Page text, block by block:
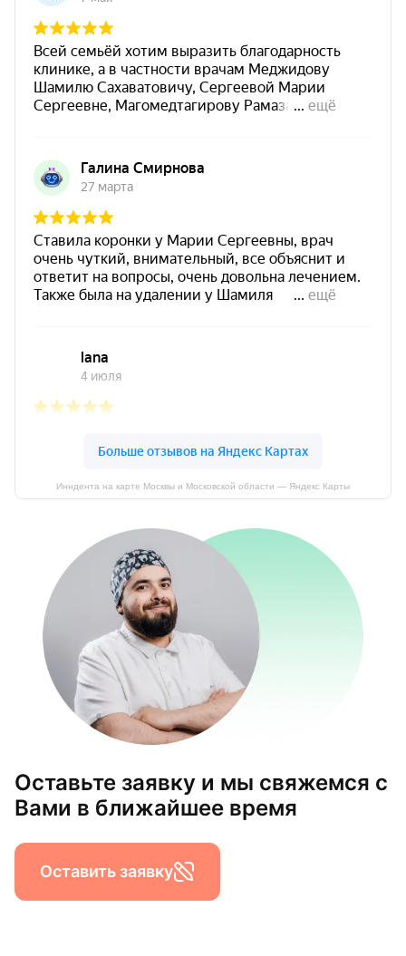
Оставьте заявку и мы свяжемся с
Вами в ближайшее время
Оставить заявку
Инндента на карте Москвы и Московской области — Яндекс Карты